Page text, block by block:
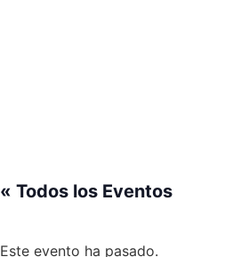
« Todos los Eventos
Este evento ha pasado.